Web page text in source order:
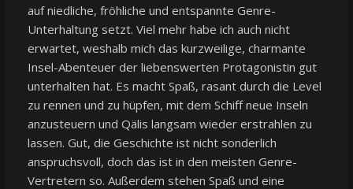
auf niedliche, fröhliche und entspannte Genre-
Unterhaltung setzt. Viel mehr habe ich auch nicht
erwartet, weshalb mich das kurzweilige, charmante
Insel-Abenteuer der liebenswerten Protagonistin gut
unterhalten hat. Es macht Spaß, rasant durch die Level
zu rennen und zu hüpfen, mit dem Schiff neue Inseln
anzusteuern und Qälis langsam wieder erstrahlen zu
lassen. Gut, die Geschichte ist nicht sonderlich
anspruchsvoll, doch das ist in den meisten Genre-
Vertretern so. Außerdem stehen Spaß und eine